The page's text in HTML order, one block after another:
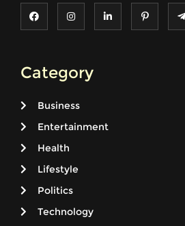
Category
Business
Entertainment
Health
Lifestyle
Politics
Technology